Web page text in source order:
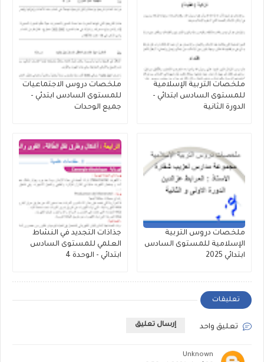
ملخصات التربية الإسلامية
للمستوى السادس ابتدائي -
الدورة الثانية
ملخصات دروس الاجتماعيات
للمستوى السادس ابتدئي -
جميع الوحدات
ملخصات دروس التربية
الإسلامية للمستوى السادس
ابتدائي 2025
جذاذات التجديد في النشاط
العلمي للمستوى السادس
ابتدائي - الوحدة 4
تعليقات
تعليق واحد إرسال تعليق
Unknown